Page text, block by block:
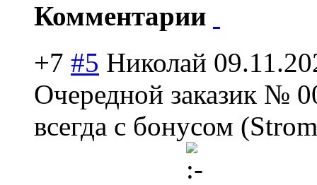
Комментарии
+7 #5 Николай
Очередной заказик №
всегда с бонусом